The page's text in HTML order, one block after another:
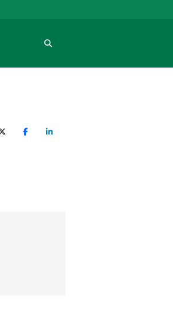
X (Twitter)FacebookO LinkedIn